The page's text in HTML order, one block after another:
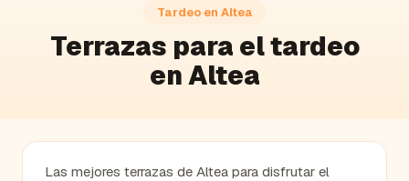
Tardeo en Altea
Terrazas para el tardeo
enAltea
Las mejores terrazas de Altea para disfrutar el